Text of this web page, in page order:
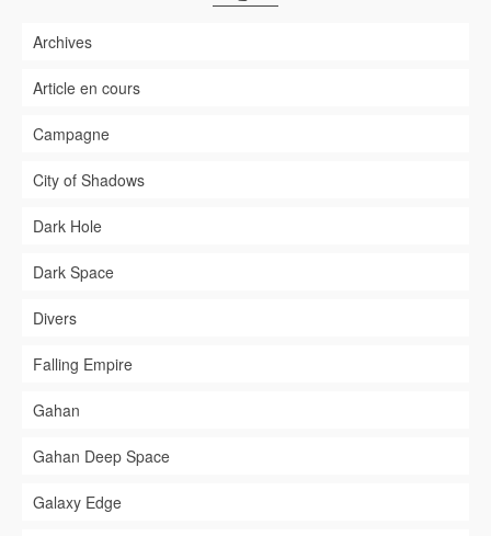
Archives
Article en cours
Campagne
City of Shadows
Dark Hole
Dark Space
Divers
Falling Empire
Gahan
Gahan Deep Space
Galaxy Edge